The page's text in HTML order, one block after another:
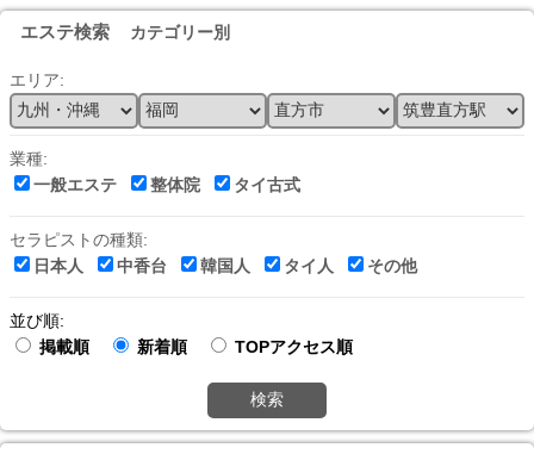
エステ検索 カテゴリー別
エリア:
業種:
一般エステ
整体院 タイ古式
セラピストの種類:
日本人
中香台 韓国人 タイ人 その他
並び順:
掲載順
新着順 TOPアクセス順
検索